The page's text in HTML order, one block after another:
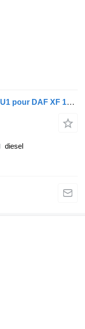
Moteur DAF Paccar 460 E5 MX340U1 pour DAF XF 105 460 E5
diesel